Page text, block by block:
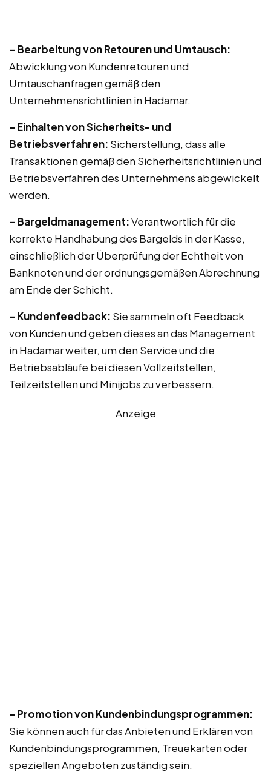
– Bearbeitung von Retouren und Umtausch:
Abwicklung von Kundenretouren und
Umtauschanfragen gemäß den
Unternehmensrichtlinien in Hadamar.
– Einhalten von Sicherheits- und
Betriebsverfahren: Sicherstellung, dass alle
Transaktionen gemäß den Sicherheitsrichtlinien und
Betriebsverfahren des Unternehmens abgewickelt
werden.
– Bargeldmanagement:Verantwortlich für die
korrekte Handhabung des Bargelds in der Kasse,
einschließlich der Überprüfung der Echtheit von
Banknoten und der ordnungsgemäßen Abrechnung
am Ende der Schicht.
– Kundenfeedback: Sie sammeln oft Feedback
von Kunden und geben dieses an das Management
in Hadamar weiter, um den Service und die
Betriebsabläufe bei diesen Vollzeitstellen,
Teilzeitstellen und Minijobs zu verbessern.
Anzeige
– Promotion von Kundenbindungsprogrammen:
Sie können auch für das Anbieten und Erklären von
Kundenbindungsprogrammen, Treuekarten oder
speziellen Angeboten zuständig sein.